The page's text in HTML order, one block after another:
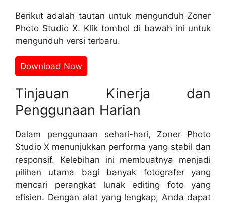
Berikut adalah tautan untuk mengunduh Zoner
Photo Studio X. Klik tombol di bawah ini untuk
mengunduh versi terbaru.
Download Now
Tinjauan Kinerja dan
Penggunaan Harian
Dalam penggunaan sehari-hari, Zoner Photo
Studio X menunjukkan performa yang stabil dan
responsif. Kelebihan ini membuatnya menjadi
pilihan utama bagi banyak fotografer yang
mencari perangkat lunak editing foto yang
efisien. Dengan alat yang lengkap, Anda dapat